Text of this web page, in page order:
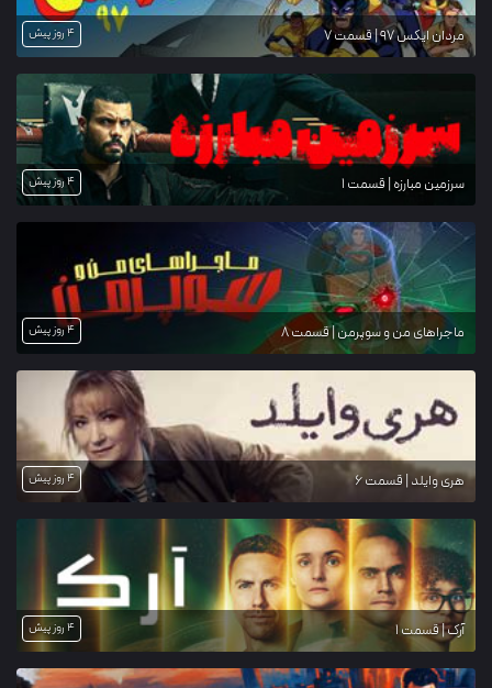
مردان ایکس ۹۷ | قسمت 7 4 روز پیش
سرزمین مبارزه | قسمت 1 4 روز پیش
ماجراهای من و سوپرمن | قسمت 8 4 روز پیش
هری وایلد | قسمت 6 4 روز پیش
آرک | قسمت 1 4 روز پیش